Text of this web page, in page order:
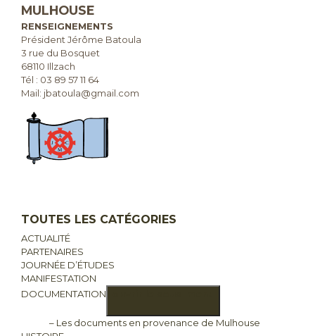
MULHOUSE
RENSEIGNEMENTS
Président Jérôme Batoula
3 rue du Bosquet
68110 Illzach
Tél : 03 89 57 11 64
Mail: jbatoula@gmail.com
TOUTES LES CATÉGORIES
ACTUALITÉ
PARTENAIRES
JOURNÉE D’ÉTUDES
MANIFESTATION
DOCUMENTATION
– Les documents en provenance de Mulhouse